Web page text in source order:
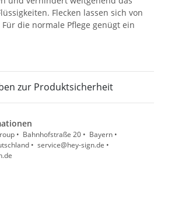
Flecken lassen sich von
die normale Pflege genügt ein
zur Produktsicherheit
• Bahnhofstraße 20 • Bayern •
• service@hey-sign.de •